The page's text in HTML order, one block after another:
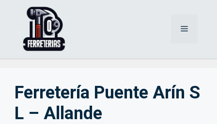
Menú
Ferretería Puente Arín S
L – Allande